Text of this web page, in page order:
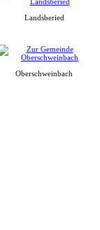
Landsberied
Oberschweinbach